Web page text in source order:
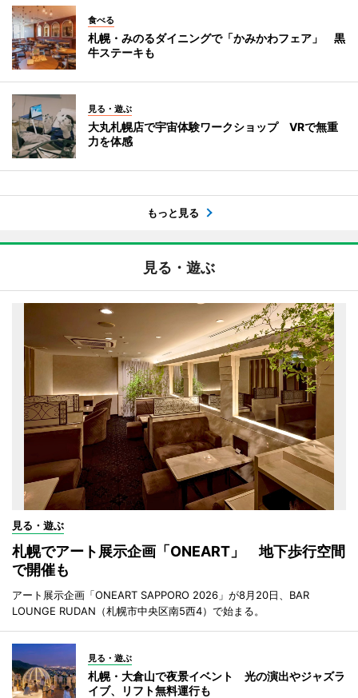
食べる
札幌・みのるダイニングで「かみかわフェア」 黒
牛ステーキも
見る・遊ぶ
大丸札幌店で宇宙体験ワークショップ VRで無重
力を体感
もっと見る
見る・遊ぶ
見る・遊ぶ
札幌でアート展示企画「ONEART」 地下歩行空間
で開催も
アート展示企画「ONEART SAPPORO 2026」が8月20日、BAR
LOUNGE RUDAN（札幌市中央区南5西4）で始まる。
見る・遊ぶ
札幌・大倉山で夜景イベント 光の演出やジャズラ
イブ、リフト無料運行も